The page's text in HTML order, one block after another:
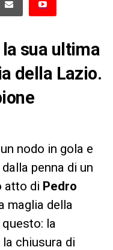
sua ultima
della Lazio.
nodo in gola e
penna di un
atto di Pedro
maglia della
la
chiusura di